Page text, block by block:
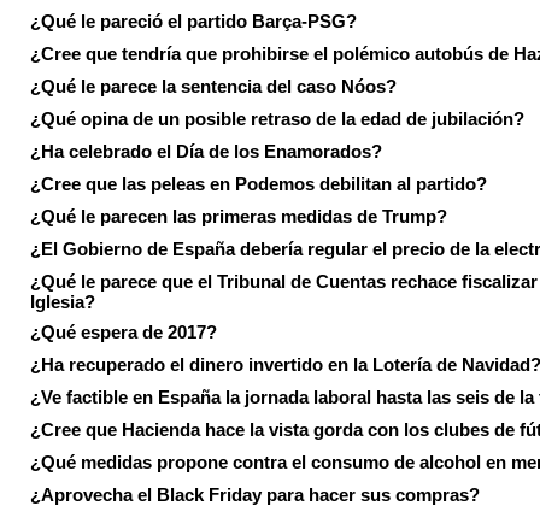
¿Qué le pareció el partido Barça-PSG?
¿Cree que tendría que prohibirse el polémico autobús de
¿Qué le parece la sentencia del caso Nóos?
¿Qué opina de un posible retraso de la edad de jubilación?
¿Ha celebrado el Día de los Enamorados?
¿Cree que las peleas en Podemos debilitan al partido?
¿Qué le parecen las primeras medidas de Trump?
¿El Gobierno de España debería regular el precio de la
¿Qué le parece que el Tribunal de Cuentas rechace fiscalizar
Iglesia?
¿Qué espera de 2017?
¿Ha recuperado el dinero invertido en la Lotería de Navidad?
¿Ve factible en España la jornada laboral hasta las seis de la
¿Cree que Hacienda hace la vista gorda con los clubes de
¿Qué medidas propone contra el consumo de alcohol en
¿Aprovecha el Black Friday para hacer sus compras?